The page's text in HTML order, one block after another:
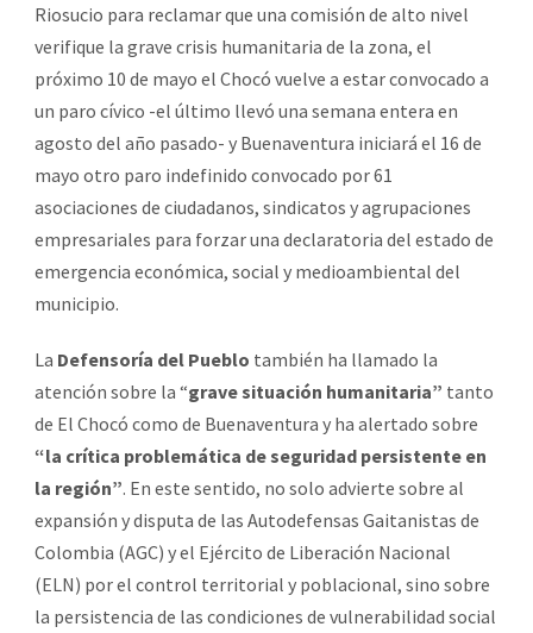
Riosucio para reclamar que una comisión de alto nivel
verifique la grave crisis humanitaria de la zona, el
próximo 10 de mayo el Chocó vuelve a estar convocado a
un paro cívico -el último llevó una semana entera en
agosto del año pasado- y Buenaventura iniciará el 16 de
mayo otro paro indefinido convocado por 61
asociaciones de ciudadanos, sindicatos y agrupaciones
empresariales para forzar una declaratoria del estado de
emergencia económica, social y medioambiental del
municipio.
La Defensoría del Pueblo también ha llamado la
atención sobre la “grave situación humanitaria” tanto
de El Chocó como de Buenaventura y ha alertado sobre
“la crítica problemática de seguridad persistente en
la región”. En este sentido, no solo advierte sobre al
expansión y disputa de las Autodefensas Gaitanistas de
Colombia (AGC) y el Ejército de Liberación Nacional
(ELN) por el control territorial y poblacional, sino sobre
la persistencia de las condiciones de vulnerabilidad social